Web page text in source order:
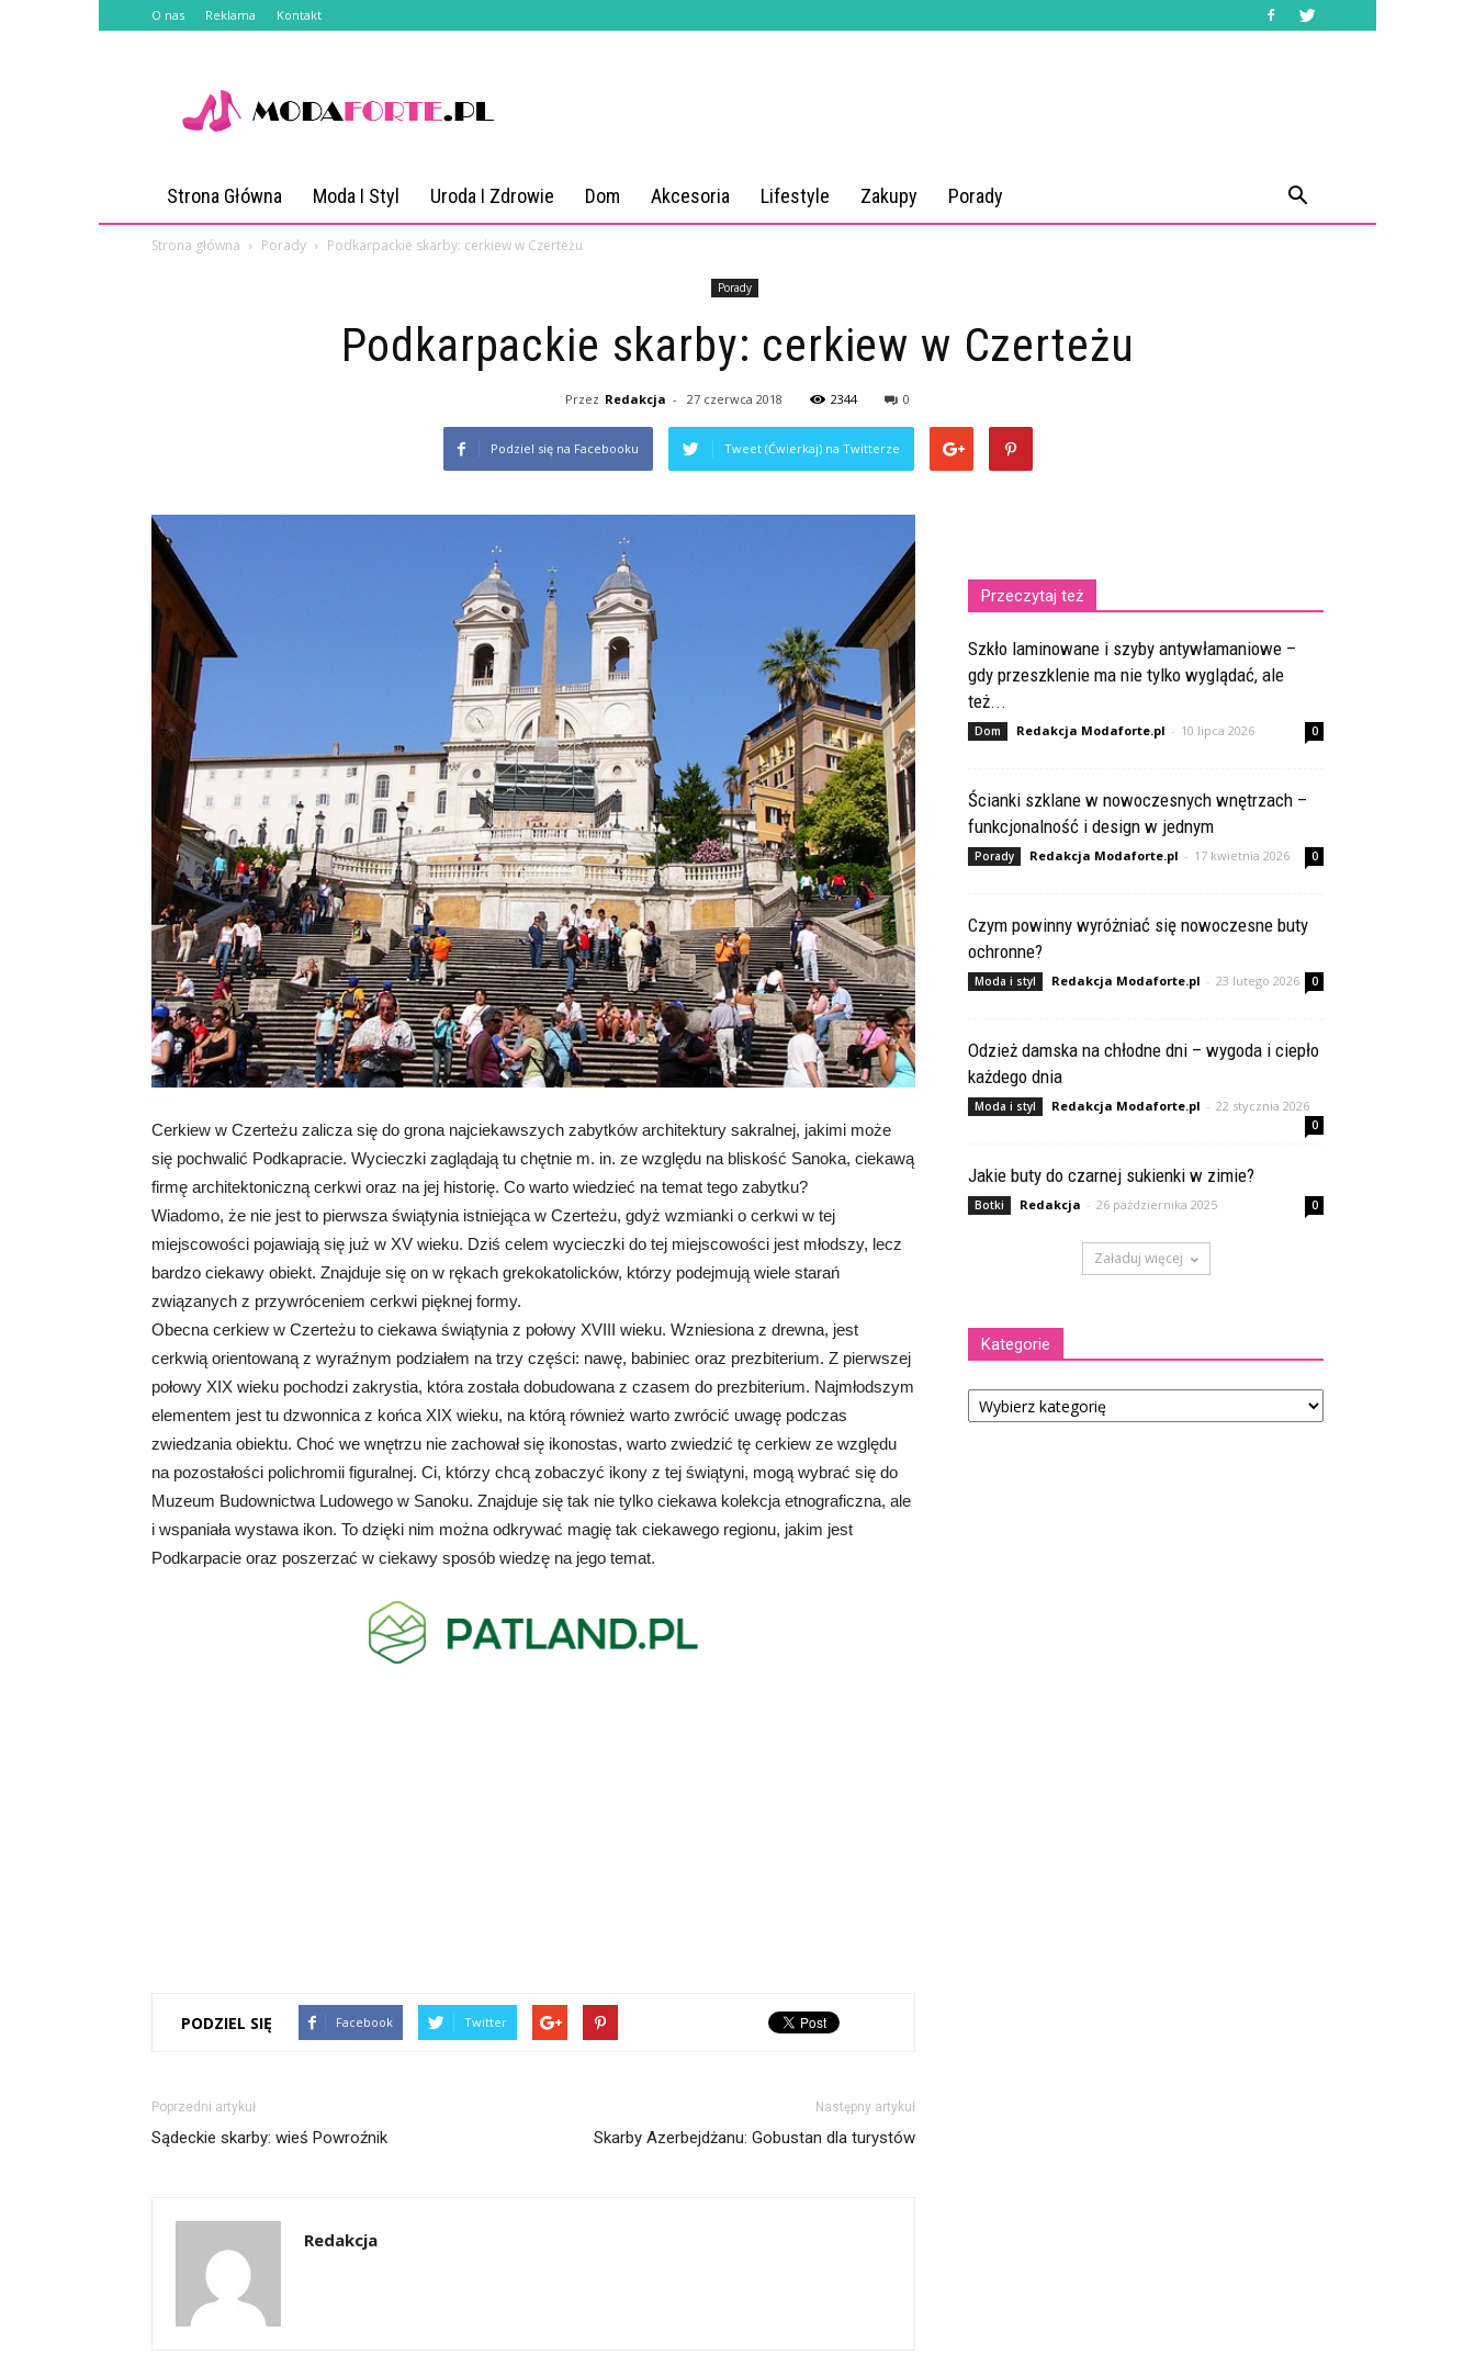
O nas Reklama Kontakt
Strona Główna Moda I Styl Uroda I Zdrowie Dom Akcesoria Lifestyle Zakupy Porady
Strona główna Porady Podkarpackie skarby: cerkiew w Czerteżu
Porady
Podkarpackie skarby: cerkiew w Czerteżu
Przez Redakcja - 27 czerwca 2018 2344 0
Podziel się na Facebooku Tweet (Ćwierkaj) na Twitterze
Cerkiew w Czerteżu zalicza się do grona najciekawszych zabytków architektury sakralnej, jakimi może
się pochwalić Podkapracie. Wycieczki zaglądają tu chętnie m. in. ze względu na bliskość Sanoka, ciekawą
firmę architektoniczną cerkwi oraz na jej historię. Co warto wiedzieć na temat tego zabytku?
Wiadomo, że nie jest to pierwsza świątynia istniejąca w Czerteżu, gdyż wzmianki o cerkwi w tej
miejscowości pojawiają się już w XV wieku. Dziś celem wycieczki do tej miejscowości jest młodszy, lecz
bardzo ciekawy obiekt. Znajduje się on w rękach grekokatolicków, którzy podejmują wiele starań
związanych z przywróceniem cerkwi pięknej formy.
Obecna cerkiew w Czerteżu to ciekawa świątynia z połowy XVIII wieku. Wzniesiona z drewna, jest
cerkwią orientowaną z wyraźnym podziałem na trzy części: nawę, babiniec oraz prezbiterium. Z pierwszej
połowy XIX wieku pochodzi zakrystia, która została dobudowana z czasem do prezbiterium. Najmłodszym
elementem jest tu dzwonnica z końca XIX wieku, na którą również warto zwrócić uwagę podczas
zwiedzania obiektu. Choć we wnętrzu nie zachował się ikonostas, warto zwiedzić tę cerkiew ze względu
na pozostałości polichromii figuralnej. Ci, którzy chcą zobaczyć ikony z tej świątyni, mogą wybrać się do
Muzeum Budownictwa Ludowego w Sanoku. Znajduje się tak nie tylko ciekawa kolekcja etnograficzna, ale
i wspaniała wystawa ikon. To dzięki nim można odkrywać magię tak ciekawego regionu, jakim jest
Podkarpacie oraz poszerzać w ciekawy sposób wiedzę na jego temat.
PODZIEL SIĘ Facebook Twitter
Poprzedni artykuł
Sądeckie skarby: wieś Powroźnik
Następny artykuł
Skarby Azerbejdżanu: Gobustan dla turystów
Redakcja
Przeczytaj też
Szkło laminowane i szyby antywłamaniowe –
gdy przeszklenie ma nie tylko wyglądać, ale
też...
Dom Redakcja Modaforte.pl - 10 lipca 2026 0
Ścianki szklane w nowoczesnych wnętrzach –
funkcjonalność i design w jednym
Porady Redakcja Modaforte.pl - 17 kwietnia 2026 0
Czym powinny wyróżniać się nowoczesne buty
ochronne?
Moda i styl Redakcja Modaforte.pl - 23 lutego 2026 0
Odzież damska na chłodne dni – wygoda i ciepło
każdego dnia
Moda i styl Redakcja Modaforte.pl - 22 stycznia 2026
0
Jakie buty do czarnej sukienki w zimie?
Botki Redakcja - 26 października 2025 0
Załaduj więcej
Kategorie
Kategorie